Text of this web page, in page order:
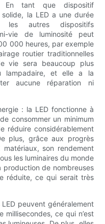
tant que dispositif
la LED a une durée
autres dispositifs
vie de luminosité peut
000 heures, par exemple
routier traditionnelles
vie sera beaucoup plus
lampadaire, et elle a la
aucune réparation ni
: la LED fonctionne à
consommer un minimum
réduire considérablement
plus, grâce aux progrès
son rendement
les luminaires du monde
production de nombreuses
réduite, ce qui serait très
peuvent généralement
millisecondes, ce qui n’est